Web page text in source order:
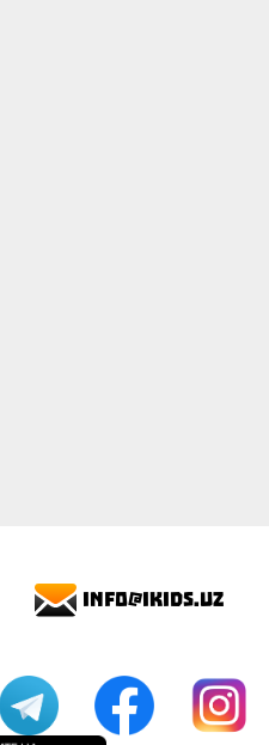
info@ikids.uz